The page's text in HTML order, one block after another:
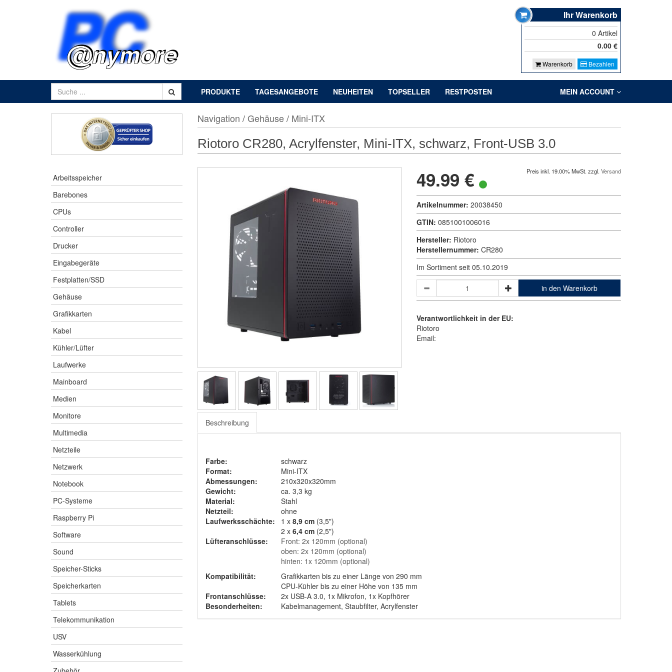
Ihr Warenkorb
0 Artikel
0.00 €
Warenkorb Bezahlen
PRODUKTE TAGESANGEBOTE NEUHEITEN TOPSELLER RESTPOSTEN MEIN ACCOUNT
Arbeitsspeicher
Barebones
CPUs
Controller
Drucker
Eingabegeräte
Festplatten/SSD
Gehäuse
Grafikkarten
Kabel
Kühler/Lüfter
Laufwerke
Mainboard
Medien
Monitore
Multimedia
Netzteile
Netzwerk
Notebook
PC-Systeme
Raspberry Pi
Software
Sound
Speicher-Sticks
Speicherkarten
Tablets
Telekommunikation
USV
Wasserkühlung
Navigation /Gehäuse/ Mini-ITX
Riotoro CR280, Acrylfenster, Mini-ITX, schwarz, Front-USB 3.0
49.99 € Preis inkl. 19.00% MwSt. zzgl. Versand
Artikelnummer: 20038450
GTIN: 0851001006016
Hersteller: Riotoro
Herstellernummer: CR280
Im Sortiment seit 05.10.2019
in den Warenkorb
Verantwortlichkeit in der EU:
Riotoro
Email:
Beschreibung
Farbe:
schwarz
Format:
Mini-ITX
Abmessungen:
210x320x320mm
Gewicht:
ca. 3,3 kg
Material:
Stahl
Netzteil:
ohne
Laufwerksschächte:
1 x 8,9 cm(3,5")
2 x 6,4 cm(2,5")
Lüfteranschlüsse:
Front: 2x 120mm (optional)
oben: 2x 120mm (optional)
hinten: 1x 120mm (optional)
Kompatibilität:
Grafikkarten bis zu einer Länge von 290 mm
CPU-Kühler bis zu einer Höhe von 135 mm
Frontanschlüsse:
2x USB-A 3.0, 1x Mikrofon, 1x Kopfhörer
Besonderheiten:
Kabelmanagement, Staubfilter, Acrylfenster